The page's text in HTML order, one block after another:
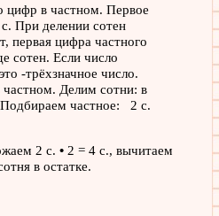
цифр в частном. Первое
При делении сотен
первая цифра частного
сотен. Если число
-трёхзначное число.
Делим сотни: в
частное: 2 с.
2 с. • 2 = 4 с., вычитаем
в остатке.